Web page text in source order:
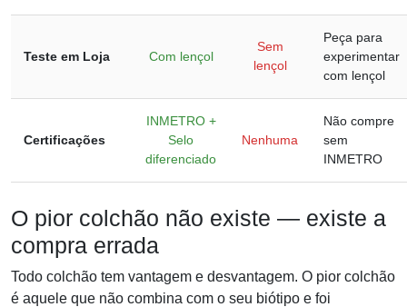
Teste em Loja Com lençol
Sem
lençol
Peça para
experimentar
com lençol
Certificações
INMETRO +
Selo
diferenciado
Nenhuma
Não compre
sem
INMETRO
O pior colchão não existe — existe a
compra errada
Todo colchão tem vantagem e desvantagem. O pior colchão
é aquele que não combina com o seu biótipo e foi